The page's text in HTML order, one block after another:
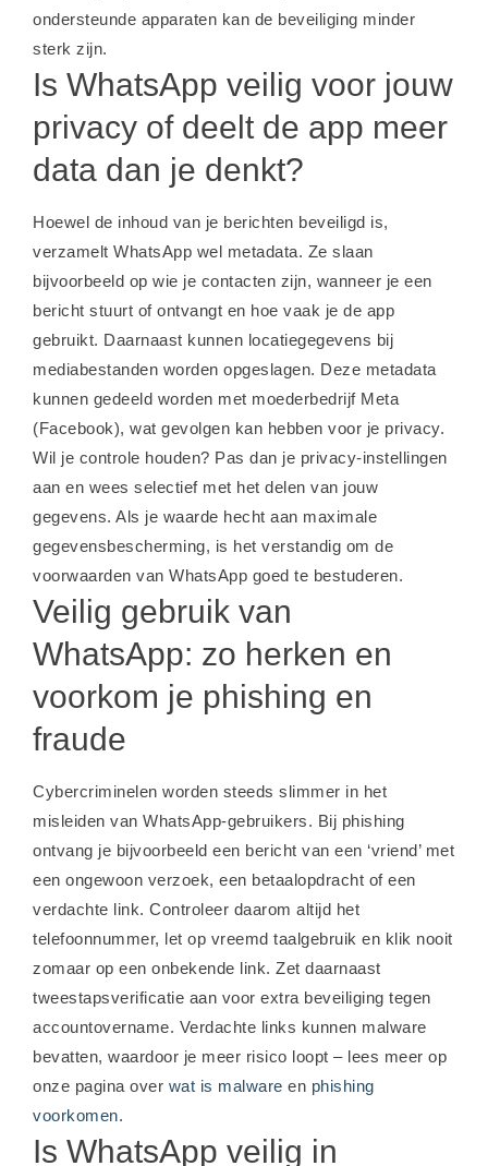
ondersteunde apparaten kan de beveiliging minder
sterk zijn.
Is WhatsApp veilig voor jouw
privacy of deelt de app meer
data dan je denkt?
Hoewel de inhoud van je berichten beveiligd is,
verzamelt WhatsApp wel metadata. Ze slaan
bijvoorbeeld op wie je contacten zijn, wanneer je een
bericht stuurt of ontvangt en hoe vaak je de app
gebruikt. Daarnaast kunnen locatiegegevens bij
mediabestanden worden opgeslagen. Deze metadata
kunnen gedeeld worden met moederbedrijf Meta
(Facebook), wat gevolgen kan hebben voor je privacy.
Wil je controle houden? Pas dan je privacy-instellingen
aan en wees selectief met het delen van jouw
gegevens. Als je waarde hecht aan maximale
gegevensbescherming, is het verstandig om de
voorwaarden van WhatsApp goed te bestuderen.
Veilig gebruik van
WhatsApp: zo herken en
voorkom je phishing en
fraude
Cybercriminelen worden steeds slimmer in het
misleiden van WhatsApp-gebruikers. Bij phishing
ontvang je bijvoorbeeld een bericht van een ‘vriend’ met
een ongewoon verzoek, een betaalopdracht of een
verdachte link. Controleer daarom altijd het
telefoonnummer, let op vreemd taalgebruik en klik nooit
zomaar op een onbekende link. Zet daarnaast
tweestapsverificatie aan voor extra beveiliging tegen
accountovername. Verdachte links kunnen malware
bevatten, waardoor je meer risico loopt – lees meer op
onze pagina over wat is malware en phishing
voorkomen.
Is WhatsApp veilig in